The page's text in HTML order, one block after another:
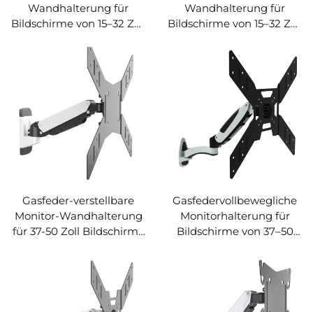
Wandhalterung für
Bildschirme von 15–32 Zoll
Wandhalterung für
Bildschirme von 15–32 Zoll
Gasfeder-verstellbare
Monitor-Wandhalterung
für 37-50 Zoll Bildschirme
Gasfedervollbewegliche
Monitorhalterung für
Bildschirme von 37–50